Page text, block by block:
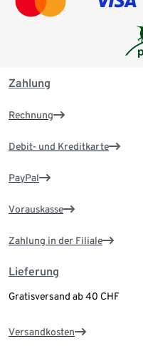
Zahlung
Rechnung
Debit- und Kreditkarte
PayPal
Vorauskasse
Zahlung in der Filiale
Lieferung
Gratisversand ab 40 CHF
Versandkosten